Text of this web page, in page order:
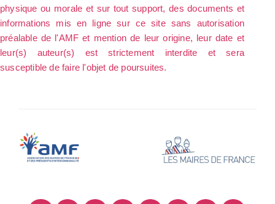
physique ou morale et sur tout support, des documents et
informations mis en ligne sur ce site sans autorisation
préalable de l'AMF et mention de leur origine, leur date et
leur(s) auteur(s) est strictement interdite et sera
susceptible de faire l'objet de poursuites.